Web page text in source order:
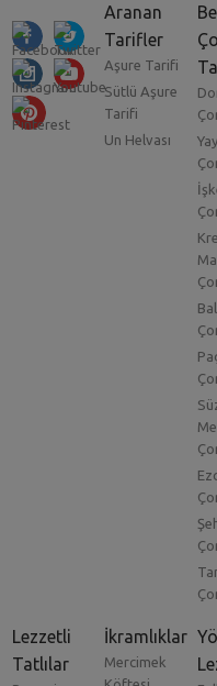
Aranan
Tarifler
Aşure Tarifi
Sütlü Aşure
Tarifi
Un Helvası
Lezzetli
Tatlılar
İkramlıklar
Mercimek